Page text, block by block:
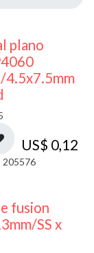
plano
US$ 0,12
205576
fusion
SS x